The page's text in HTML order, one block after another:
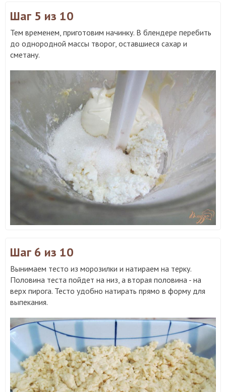
Шаг 5 из 10
Тем временем, приготовим начинку. В блендере перебить
до однородной массы творог, оставшиеся сахар и
сметану.
Шаг 6 из 10
Вынимаем тесто из морозилки и натираем на терку.
Половина теста пойдет на низ, а вторая половина - на
верх пирога. Тесто удобно натирать прямо в форму для
выпекания.